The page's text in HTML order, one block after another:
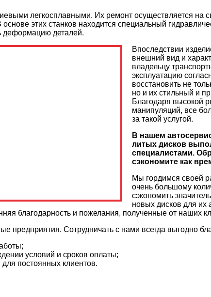
легкосплавными. Их ремонт осуществляется на
этих станков находится специальный
деформацию деталей.
Впоследствии
внешний вид и
владельцу
эксплуатацию
восстановить не
но и их стильный и
Благодаря высокой
манипуляций, все
за такой услугой.
В нашем
литых дисков
специалистами.
сэкономите как
Мы гордимся своей
очень большому
сэкономить
новых дисков для их
благодарность и пожелания, полученные от наших
предприятия. Сотрудничать с нами всегда выгодно
условий и сроков оплаты;
постоянных клиентов.